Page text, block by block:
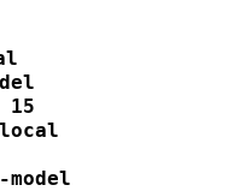
model